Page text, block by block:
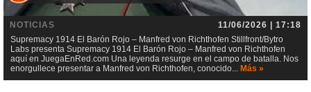
NOTICIAS
11/06/2026 | 17:18
Supremacy 1914 El Barón Rojo – Manfred von Richthofen Stillfront/Bytro
Labs presenta Supremacy 1914 El Barón Rojo – Manfred von Richthofen
aquí en JuegaEnRed.com Una leyenda resurge en el campo de batalla. Nos
enorgullece presentar a Manfred von Richthofen, conocido... Más »